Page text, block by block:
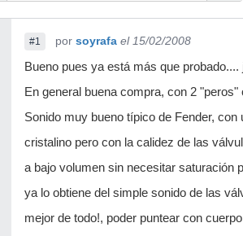
#1 por soyrafa el 15/02/2008
Bueno pues ya está más que probado....
En general buena compra, con 2
Sonido muy bueno típico de Fender, con
cristalino pero con la calidez de las
a bajo volumen sin necesitar saturación
ya lo obtiene del simple sonido de las
mejor de todo!, poder puntear con